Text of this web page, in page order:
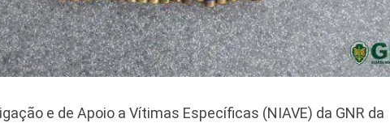
e de Apoio a Vítimas Específicas (NIAVE) da GNR da